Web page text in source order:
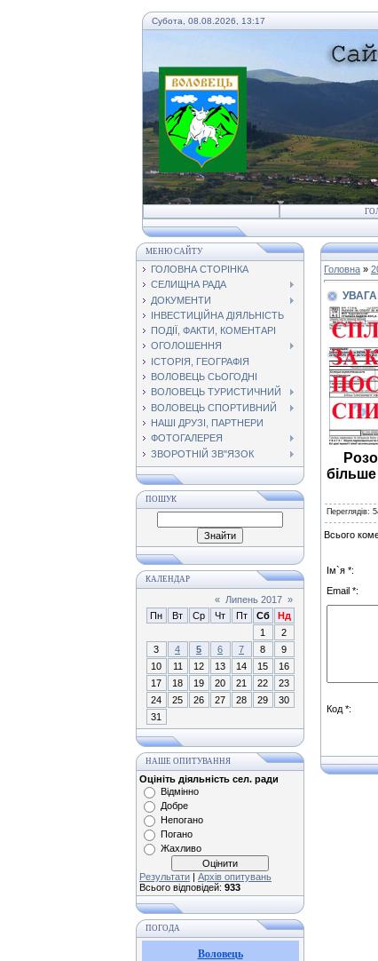
Субота, 08.08.2026, 13:17
МЕНЮ САЙТУ
ГОЛОВНА СТОРІНКА
СЕЛИЩНА РАДА
ДОКУМЕНТИ
ІНВЕСТИЦІЙНА ДІЯЛЬНІСТЬ
ПОДІЇ, ФАКТИ, КОМЕНТАРІ
ОГОЛОШЕННЯ
ІСТОРІЯ, ГЕОГРАФІЯ
ВОЛОВЕЦЬ СЬОГОДНІ
ВОЛОВЕЦЬ ТУРИСТИЧНИЙ
ВОЛОВЕЦЬ СПОРТИВНИЙ
НАШІ ДРУЗІ, ПАРТНЕРИ
ФОТОГАЛЕРЕЯ
ЗВОРОТНІЙ ЗВ"ЯЗОК
ПОШУК
КАЛЕНДАР
« Липень 2017 »
Пн
Вт Ср Чт Пт Сб
Нд
1
2
3
4 5 6 7 8
9
10
11 12 13 14 15
16
17
18 19 20 21 22
23
24
25 26 27 28 29
30
31
НАШЕ ОПИТУВАННЯ
Оцініть діяльність сел. ради
Відмінно
Добре
Непогано
Погано
Жахливо
Результати | Архів опитувань
Всього відповідей: 933
ПОГОДА
Воловець
Головна »
більше
Переглядів:
Всього
Ім`я *:
Email *:
Код *: